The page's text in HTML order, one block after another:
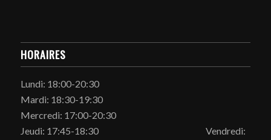
HORAIRES
Lundi: 18:00-20:30
Mardi: 18:30-19:30
Mercredi: 17:00-20:30
Jeudi: 17:45-18:30 Vendredi: